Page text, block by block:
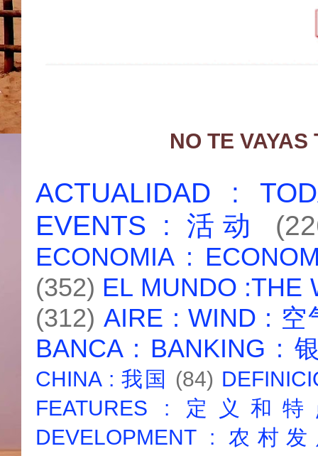
NO TE
ACTUALIDAD :
EVENTS : 活动
ECONOMIA :
(352) EL MUNDO :THE
(312) AIRE : WIND : 空
BANCA : BANKING :
CHINA : 我国 (84)
FEATURES : 定义和
DEVELOPMENT : 农村